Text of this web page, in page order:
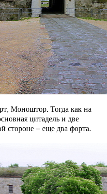
Моноштор. Тогда как на
цитадель и две
стороне – еще два форта.